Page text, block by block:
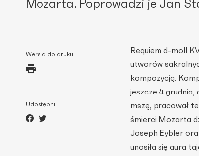
Mozarta. Poprowadzi je Jan
Wersja do druku
Udostępnij
Requiem d-moll
utworów
kompozycją.
jeszcze 4 grudnia,
mszę, pracował
śmierci Mozarta
Joseph Eybler
unosiła się aura